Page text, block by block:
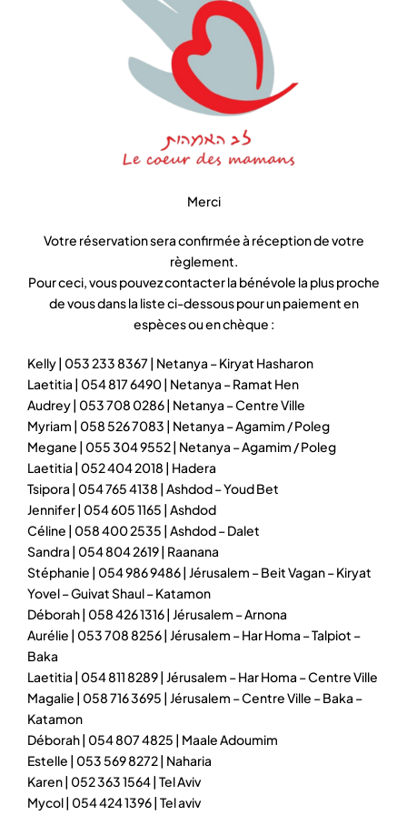
Merci
Votre réservation sera confirmée à réception de votre
règlement.
Pour ceci, vous pouvez contacter la bénévole la plus proche
de vous dans la liste ci-dessous pour un paiement en
espèces ou en chèque :
Kelly | 053 233 8367 | Netanya – Kiryat Hasharon
Laetitia | 054 817 6490 | Netanya – Ramat Hen
Audrey | 053 708 0286 | Netanya – Centre Ville
Myriam | 058 526 7083 | Netanya – Agamim / Poleg
Megane | 055 304 9552 | Netanya – Agamim / Poleg
Laetitia | 052 404 2018 | Hadera
Tsipora | 054 765 4138 | Ashdod – Youd Bet
Jennifer | 054 605 1165 | Ashdod
Céline | 058 400 2535 | Ashdod – Dalet
Sandra | 054 804 2619 | Raanana
Stéphanie | 054 986 9486 | Jérusalem – Beit Vagan – Kiryat
Yovel – Guivat Shaul – Katamon
Déborah | 058 426 1316 | Jérusalem – Arnona
Aurélie | 053 708 8256 | Jérusalem – Har Homa – Talpiot –
Baka
Laetitia | 054 811 8289 | Jérusalem – Har Homa – Centre Ville
Magalie | 058 716 3695 | Jérusalem – Centre Ville – Baka –
Katamon
Déborah | 054 807 4825 | Maale Adoumim
Estelle | 053 569 8272 | Naharia
Karen | 052 363 1564 | Tel Aviv
Mycol | 054 424 1396 | Tel aviv